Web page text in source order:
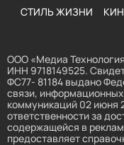
СТИЛЬ ЖИЗНИ
ООО «Медиа
ИНН 9718149525.
ФС77- 81184 выдано
связи,
коммуникаций 02 июня
ответственности за
содержащейся в
предоставляет